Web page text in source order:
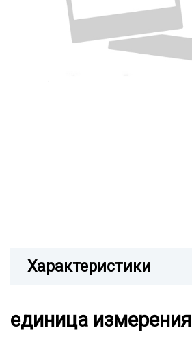
Характеристики
единица измерения